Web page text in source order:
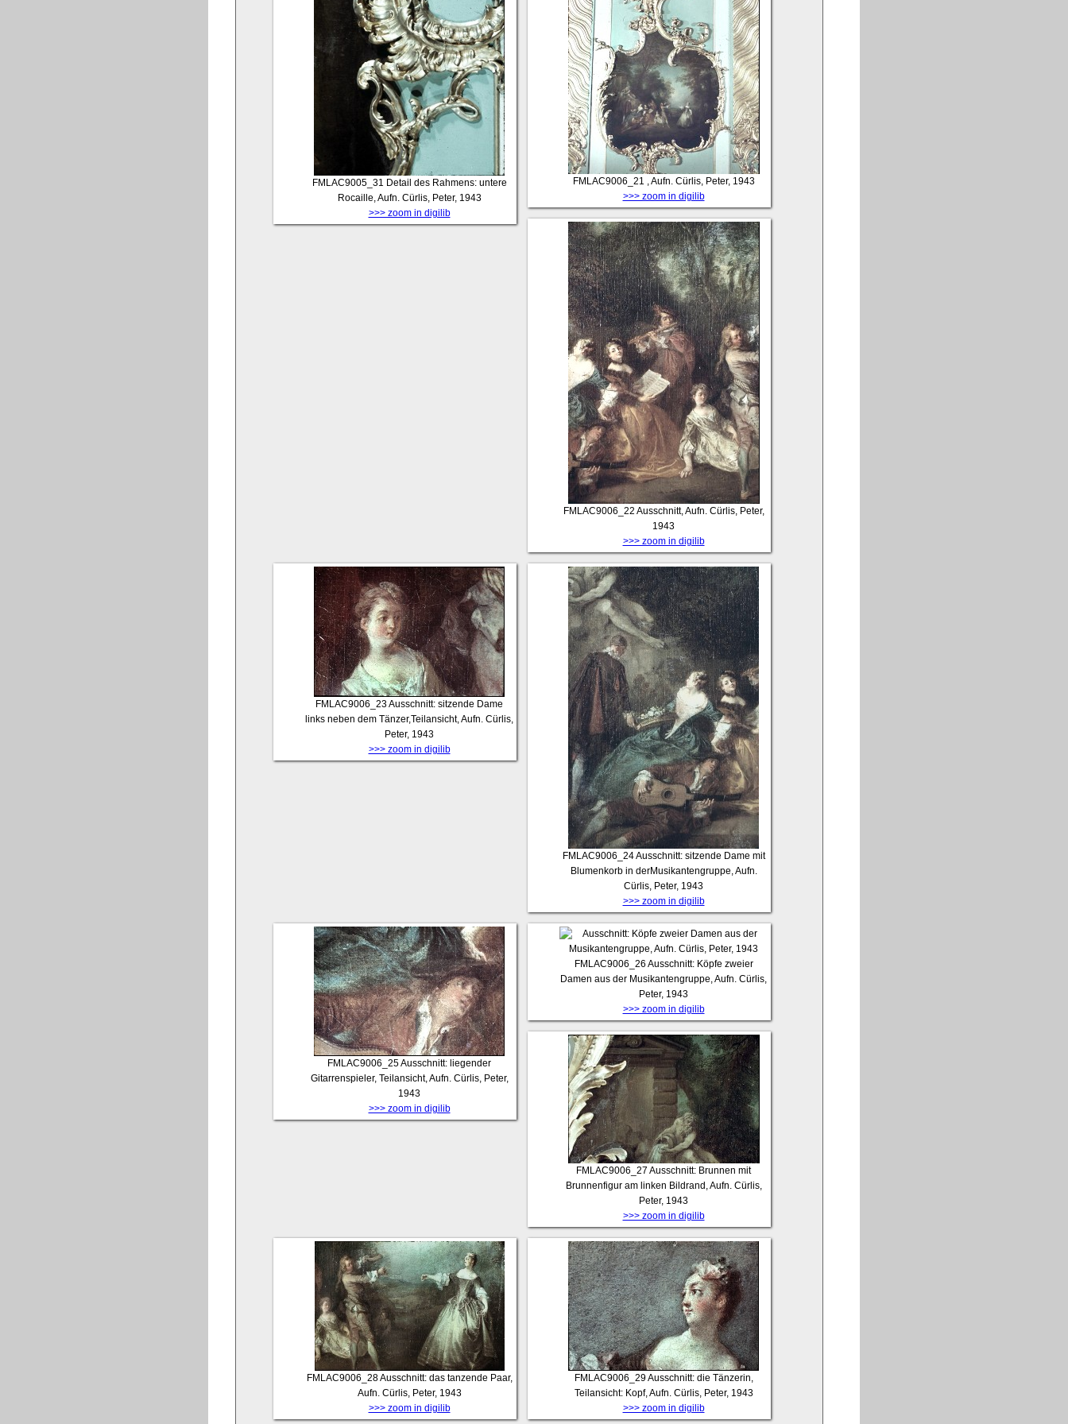
FMLAC9005_31 Detail des Rahmens: untere
Rocaille, Aufn. Cürlis, Peter, 1943
>>> zoom in digilib
FMLAC9006_21 , Aufn. Cürlis, Peter, 1943
>>> zoom in digilib
FMLAC9006_22 Ausschnitt, Aufn. Cürlis, Peter,
1943
>>> zoom in digilib
FMLAC9006_23Ausschnitt: sitzende Dame
links neben dem Tänzer,Teilansicht, Aufn. Cürlis,
Peter, 1943
>>> zoom in digilib
FMLAC9006_24Ausschnitt: sitzende Dame mit
Blumenkorb in derMusikantengruppe, Aufn.
Cürlis, Peter, 1943
>>> zoom in digilib
FMLAC9006_25Ausschnitt: liegender
Gitarrenspieler, Teilansicht, Aufn. Cürlis, Peter,
1943
>>> zoom in digilib
FMLAC9006_26 Ausschnitt: Köpfe zweier
Damen aus der Musikantengruppe, Aufn. Cürlis,
Peter, 1943
>>> zoom in digilib
FMLAC9006_27 Ausschnitt: Brunnen mit
Brunnenfigur am linken Bildrand, Aufn. Cürlis,
Peter, 1943
>>> zoom in digilib
FMLAC9006_28Ausschnitt: das tanzende Paar,
Aufn. Cürlis, Peter, 1943
>>> zoom in digilib
FMLAC9006_29Ausschnitt: die Tänzerin,
Teilansicht: Kopf, Aufn. Cürlis, Peter, 1943
>>> zoom in digilib